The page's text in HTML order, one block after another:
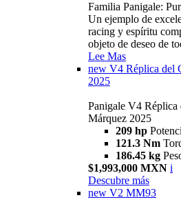
Familia Panigale:
Un ejemplo de
racing y espíritu
objeto de deseo de
Lee Mas
new V4 Réplica del
2025
Panigale V4
Márquez 2025
209 hp
121.3 Nm
186.45 kg
$1,993,000 MXN i
Descubre más
new V2 MM93